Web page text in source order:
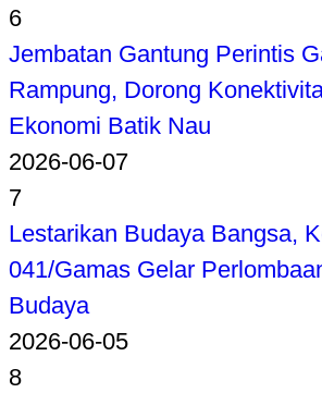
6
Jembatan Gantung Perintis
Rampung, Dorong
Ekonomi Batik Nau
2026-06-07
7
Lestarikan Budaya Bangsa,
041/Gamas Gelar
Budaya
2026-06-05
8